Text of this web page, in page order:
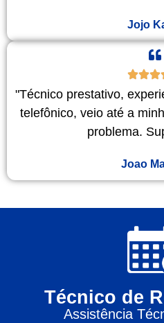
Jojo
"Técnico prestativo,
telefônico, veio até a
problema.
Joao
Técnico de
Assistência